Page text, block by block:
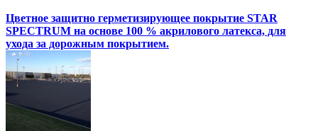
Цветное защитно герметизирующее покрытие STAR
SPECTRUM на основе 100 % акрилового латекса, для
ухода за дорожным покрытием.